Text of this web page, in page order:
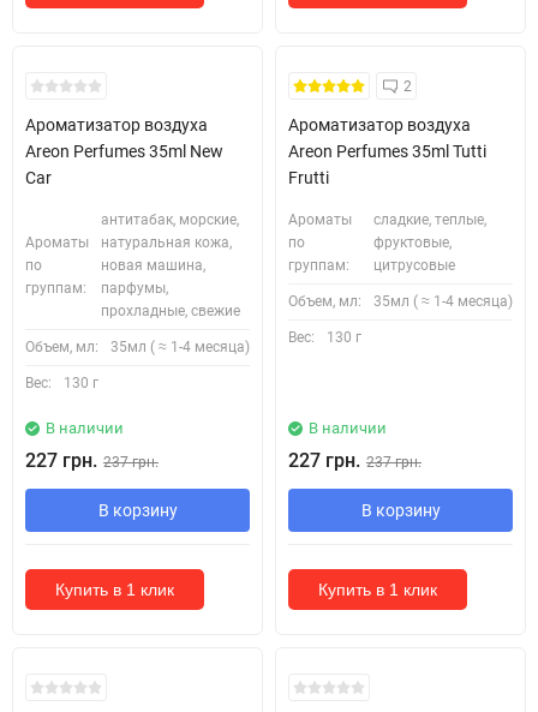
Ароматизатор воздуха
Areon Perfumes 35ml New
Car
Ароматы
по
группам:
антитабак, морские,
натуральная кожа,
новая машина,
парфумы,
прохладные, свежие
Объем, мл: 35мл ( ≈ 1-4 месяца)
Вес: 130 г
В наличии
227 грн. 237 грн.
В корзину
Купить в 1 клик
2
Ароматизатор воздуха
Areon Perfumes 35ml Tutti
Frutti
Ароматы
по
группам:
сладкие, теплые,
фруктовые,
цитрусовые
Объем, мл: 35мл ( ≈ 1-4 месяца)
Вес: 130 г
В наличии
227 грн. 237 грн.
В корзину
Купить в 1 клик